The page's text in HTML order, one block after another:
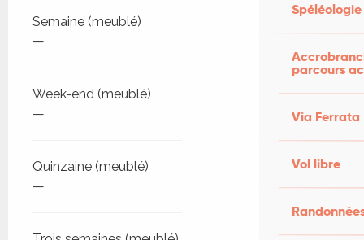
Spéléologie
parcours
Via Ferrata
Vol libre
Tarifs 2026
Semaine (meublé)
—
Week-end (meublé)
—
Quinzaine (meublé)
—